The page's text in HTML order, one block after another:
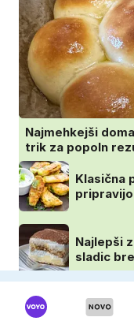
Najmehkejši
trik za popoln
Klasična
Najlepši
sladic
Puding
pripravo